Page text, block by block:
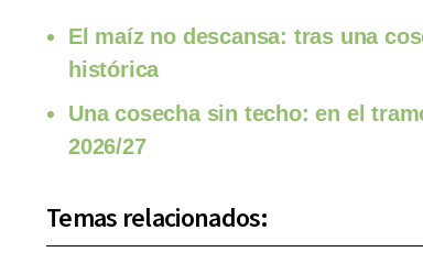
El maíz no descansa: tras una
histórica
Una cosecha sin techo: en el
2026/27
Temas relacionados: